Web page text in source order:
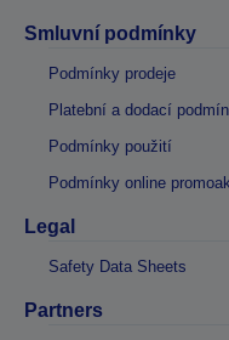
Smluvní podmínky
Podmínky prodeje
Platební a dodací
Podmínky použití
Podmínky online
Legal
Safety Data Sheets
Partners